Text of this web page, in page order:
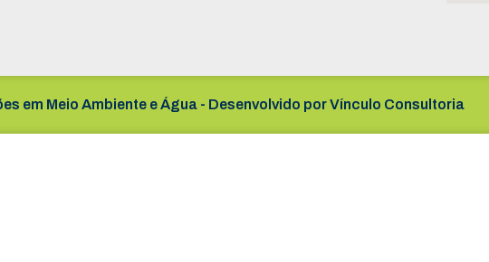
em Meio Ambiente e Água - Desenvolvido porVínculo Consultoria